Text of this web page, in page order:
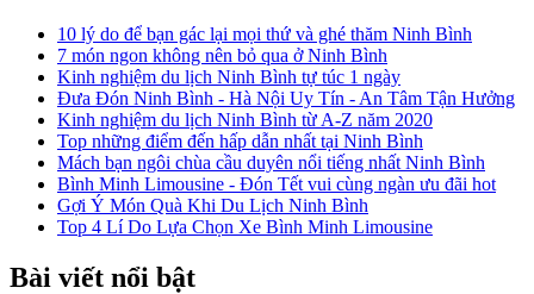
10 lý do để bạn gác lại mọi thứ và ghé thăm Ninh Bình
7 món ngon không nên bỏ qua ở Ninh Bình
Kinh nghiệm du lịch Ninh Bình tự túc 1 ngày
Đưa Đón Ninh Bình - Hà Nội Uy Tín - An Tâm Tận Hưởng
Kinh nghiệm du lịch Ninh Bình từ A-Z năm 2020
Top những điểm đến hấp dẫn nhất tại Ninh Bình
Mách bạn ngôi chùa cầu duyên nổi tiếng nhất Ninh Bình
Bình Minh Limousine - Đón Tết vui cùng ngàn ưu đãi hot
Gợi Ý Món Quà Khi Du Lịch Ninh Bình
Top 4 Lí Do Lựa Chọn Xe Bình Minh Limousine
Bài viết nổi bật